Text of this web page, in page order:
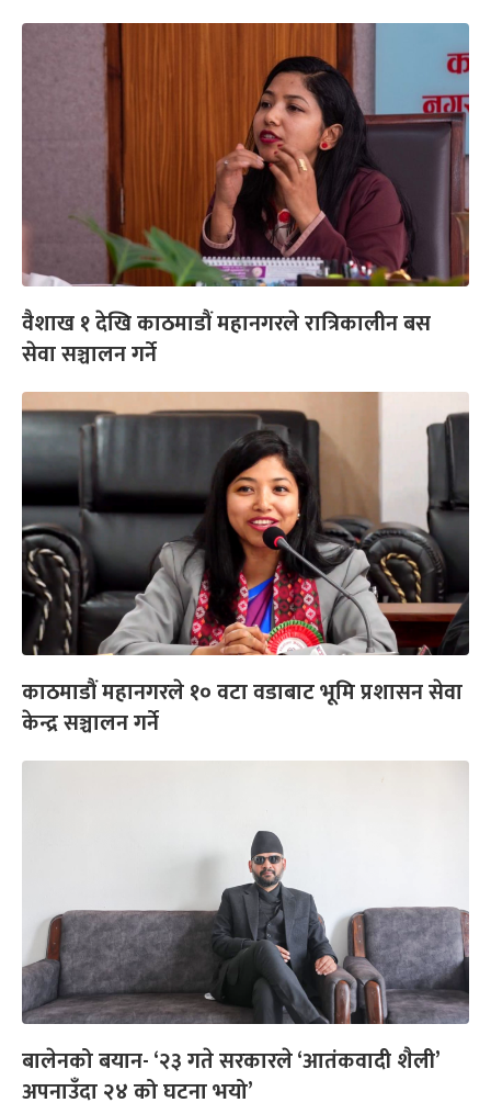
वैशाख १ देखि काठमाडौं महानगरले रात्रिकालीन बस
सेवा सञ्चालन गर्ने
काठमाडौं महानगरले १० वटा वडाबाट भूमि प्रशासन सेवा
केन्द्र सञ्चालन गर्ने
बालेनको बयान- ‘२३ गते सरकारले ‘आतंकवादी शैली’
अपनाउँदा २४ को घटना भयो’